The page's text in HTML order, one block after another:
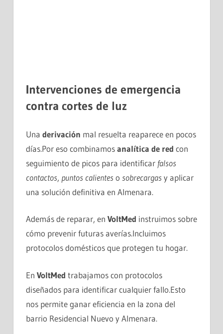
Intervenciones de emergencia
contra cortes de luz
Una derivación mal resuelta reaparece en pocos
días.Por eso combinamosanalítica de red con
seguimiento de picos para identificar falsos
contactos, puntos calientes o sobrecargas y aplicar
una solución definitiva en Almenara.
Además de reparar, en VoltMed instruimos sobre
cómo prevenir futuras averías.Incluimos
protocolos domésticos que protegen tu hogar.
En VoltMed trabajamos con protocolos
diseñados para identificar cualquier fallo.Esto
nos permite ganar eficiencia en la zona del
barrio Residencial Nuevo y Almenara.